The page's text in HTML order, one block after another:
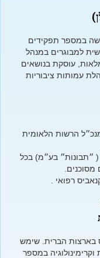
במספר תפקידים
למבוגרים במנהל
עוסקת בנושאים
עמותות ציבוריות
הרשות הלאומית
( ״תבונות״ בע״מ) בכל
רפואי .
בארצות הברית. שימש
במספר